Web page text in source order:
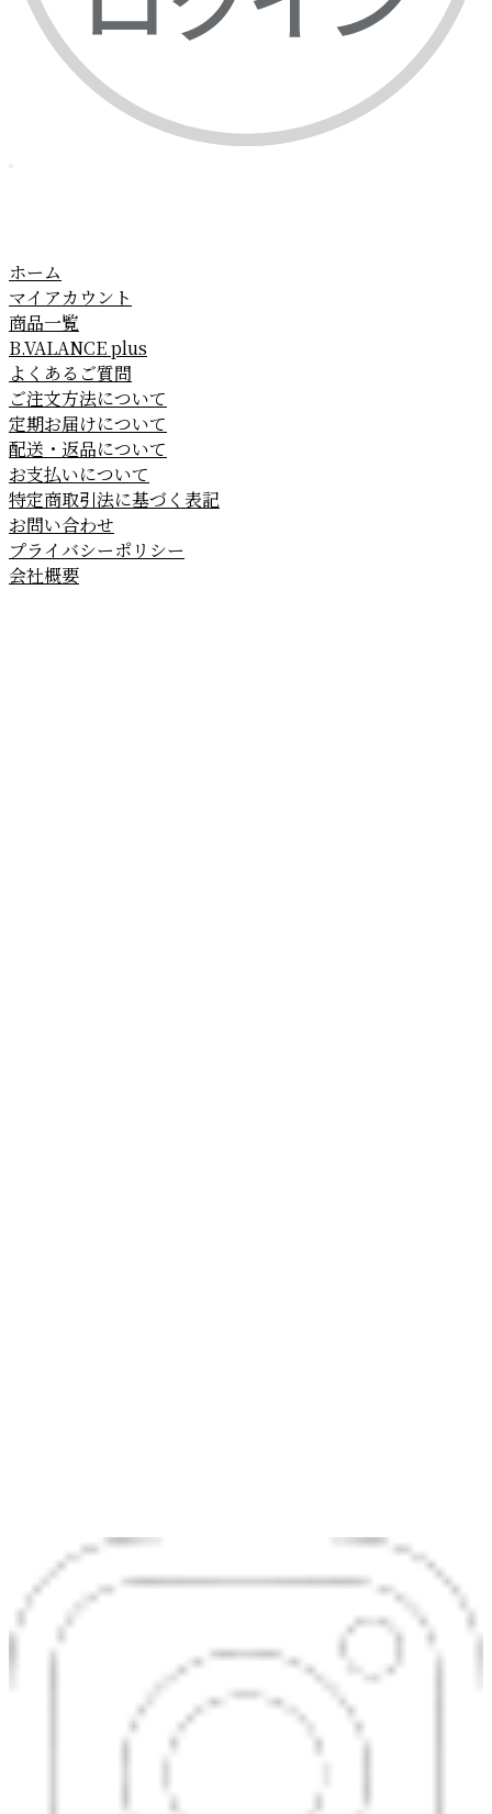
ホーム
マイアカウント
商品一覧
B.VALANCE plus
よくあるご質問
ご注文方法について
定期お届けについて
配送・返品について
お支払いについて
特定商取引法に基づく表記
お問い合わせ
プライバシーポリシー
会社概要